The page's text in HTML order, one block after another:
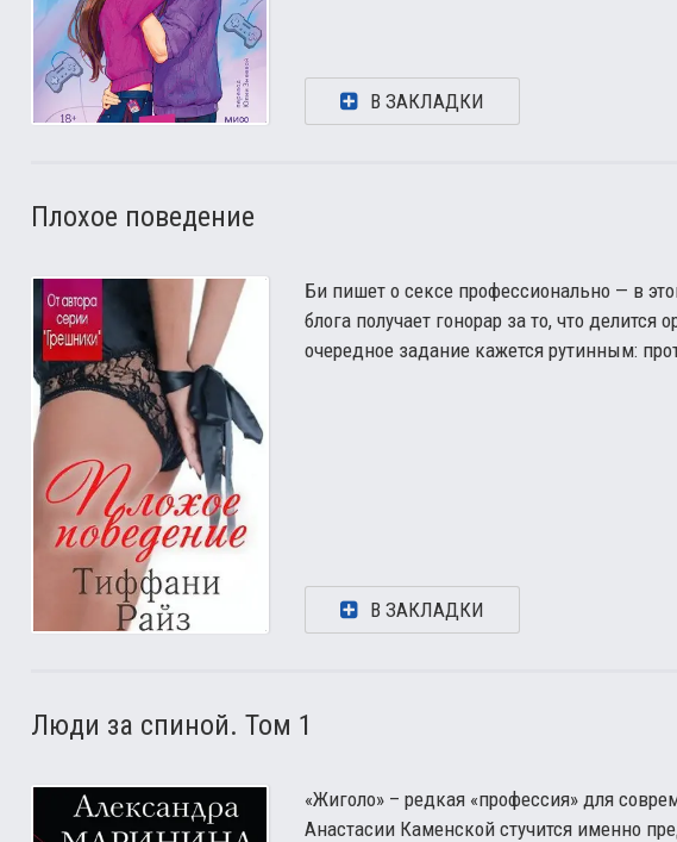
В ЗАКЛАДКИ
Плохое поведение
Би пишет о сексе профессионально — в
блога получает гонорар за то, что делится
очередное задание кажется рутинным:
В ЗАКЛАДКИ
Люди за спиной. Том 1
«Жиголо» – редкая «профессия» для
Анастасии Каменской стучится именно